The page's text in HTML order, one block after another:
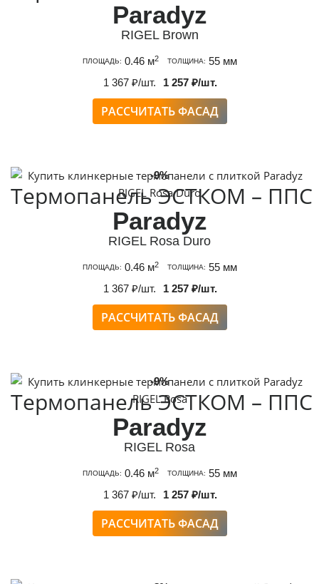
Paradyz
RIGEL Brown
ПЛОЩАДЬ: 0.46 м2 ТОЛЩИНА: 55 мм
1 367 ₽/шт.
1 257 ₽/шт.
РАССЧИТАТЬ ФАСАД
-9%
Термопанель ЭСТКОМ – ППС
Paradyz
RIGEL Rosa Duro
ПЛОЩАДЬ: 0.46 м2 ТОЛЩИНА: 55 мм
1 367 ₽/шт.
1 257 ₽/шт.
РАССЧИТАТЬ ФАСАД
-9%
Термопанель ЭСТКОМ – ППС
Paradyz
RIGEL Rosa
ПЛОЩАДЬ: 0.46 м2 ТОЛЩИНА: 55 мм
1 367 ₽/шт.
1 257 ₽/шт.
РАССЧИТАТЬ ФАСАД